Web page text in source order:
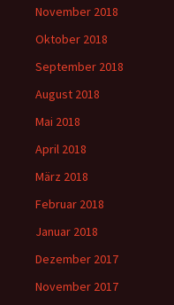
November 2018
Oktober 2018
September 2018
August 2018
Mai 2018
April 2018
März 2018
Februar 2018
Januar 2018
Dezember 2017
November 2017